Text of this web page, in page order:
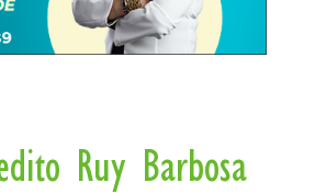
Ruy Barbosa